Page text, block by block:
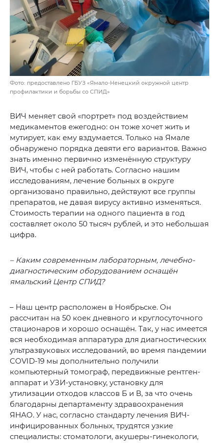
Фото: предоставлено ГБУЗ «Ямало-Ненецкий окружной центр
профилактики и борьбы со СПИД»
ВИЧ меняет свой «портрет» под воздействием
медикаментов ежегодно: он тоже хочет жить и
мутирует, как ему вздумается. Только на Ямале
обнаружено порядка девяти его вариантов. Важно
знать именно первично изменённую структуру
ВИЧ, чтобы с ней работать. Согласно нашим
исследованиям, лечение больных в округе
организовано правильно, действуют все группы
препаратов, не давая вирусу активно изменяться.
Стоимость терапии на одного пациента в год
составляет около 50 тысяч рублей, и это небольшая
цифра.
– Каким современным лабораторным, лечебно-
диагностическим оборудованием оснащён
ямальский Центр СПИД?
– Наш центр расположен в Ноябрьске. Он
рассчитан на 50 коек дневного и круглосуточного
стационаров и хорошо оснащён. Так, у нас имеется
вся необходимая аппаратура для диагностических
ультразвуковых исследований, во время пандемии
COVID-19 мы дополнительно получили
компьютерный томограф, передвижные рентген-
аппарат и УЗИ-установку, установку для
утилизации отходов классов Б и В, за что очень
благодарны департаменту здравоохранения
ЯНАО. У нас, согласно стандарту лечения ВИЧ-
инфицированных больных, трудятся узкие
специалисты: стоматологи, акушеры-гинекологи,